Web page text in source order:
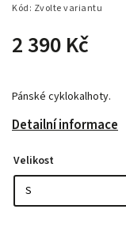
Kód: Zvolte variantu
2 390 Kč
Pánské cyklokalhoty.
Detailní informace
Velikost